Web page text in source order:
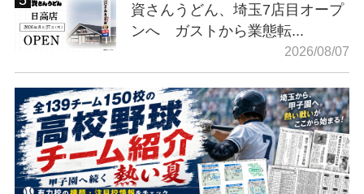
資さんうどん、埼玉7店目オープ
ンへ ガストから業態転...
2026/08/07